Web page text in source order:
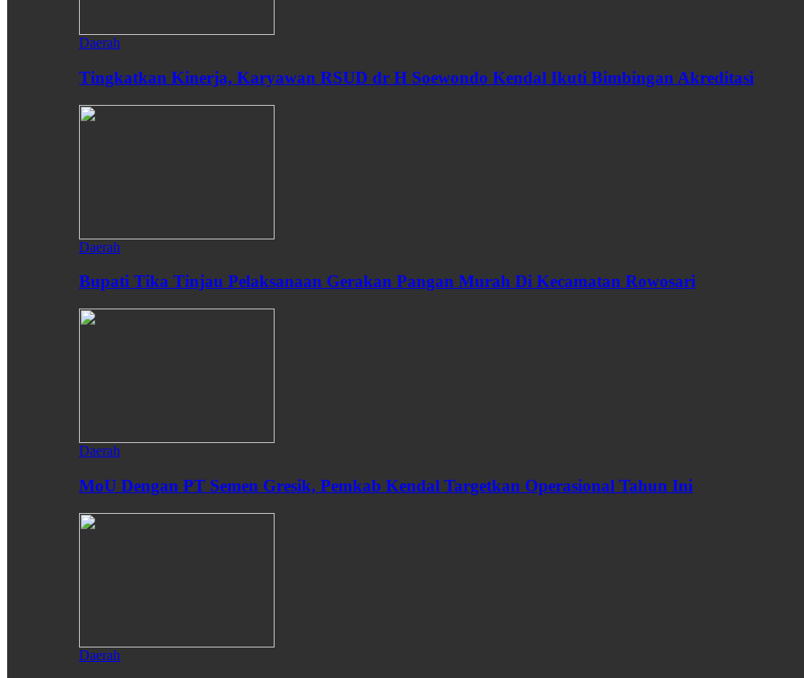
Daerah
Tingkatkan Kinerja, Karyawan RSUD dr H Soewondo Kendal Ikuti Bimbingan Akreditasi
Daerah
Bupati Tika Tinjau Pelaksanaan Gerakan Pangan Murah Di Kecamatan Rowosari
Daerah
MoU Dengan PT Semen Gresik, Pemkab Kendal Targetkan Operasional Tahun Ini
Daerah